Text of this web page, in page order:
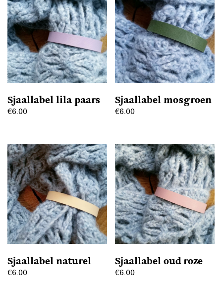
Sjaallabel lila paars
€6.00
Sjaallabel mosgroen
€6.00
Sjaallabel naturel
€6.00
Sjaallabel oud roze
€6.00